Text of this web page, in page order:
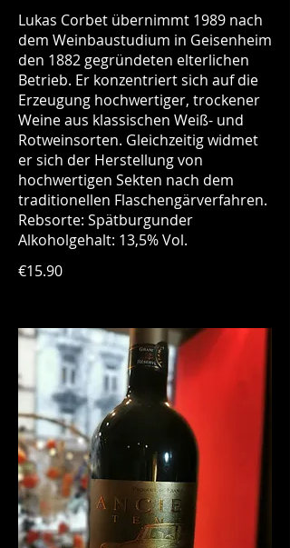
Lukas Corbet übernimmt 1989 nach
dem Weinbaustudium in Geisenheim
den 1882 gegründeten elterlichen
Betrieb. Er konzentriert sich auf die
Erzeugung hochwertiger, trockener
Weine aus klassischen Weiß- und
Rotweinsorten. Gleichzeitig widmet
er sich der Herstellung von
hochwertigen Sekten nach dem
traditionellen Flaschengärverfahren.
Rebsorte: Spätburgunder
Alkoholgehalt: 13,5% Vol.
€15.90